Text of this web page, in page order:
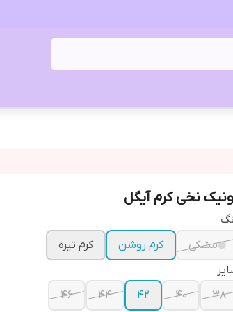
نخی کرم آیگل
مشکی
کرم روشن
کرم تیره
۳۸
۴۰ ۴۲ ۴۴
۴۶